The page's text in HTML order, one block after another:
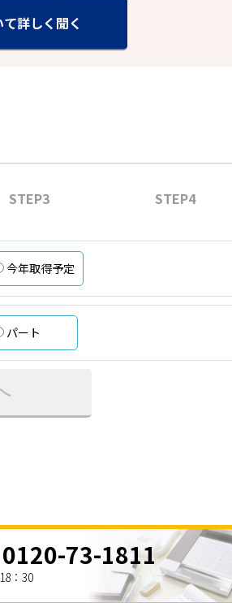
詳しく聞く
STEP3 STEP4
今年取得予定
パート
0120-73-1811
：30